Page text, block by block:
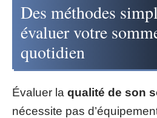
Des méthodes
évaluer votre
quotidien
Évaluer la qualité de son
nécessite pas